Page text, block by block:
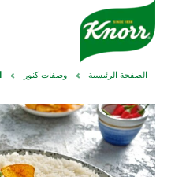
الصفحة الرئيسية وصفات كنور